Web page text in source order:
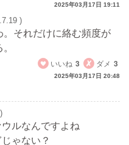
2025年03月17日 19:11
)
それだけに絡む頻度が
いいね 3 ダメ 3
2025年03月17日 20:48
ルなんですよね
ゃない？